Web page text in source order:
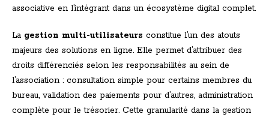
associative en l’intégrant dans un écosystème digital complet.
La gestion multi-utilisateurs constitue l’un des atouts
majeurs des solutions en ligne. Elle permet d’attribuer des
droits différenciés selon les responsabilités au sein de
l’association : consultation simple pour certains membres du
bureau, validation des paiements pour d’autres, administration
complète pour le trésorier. Cette granularité dans la gestion